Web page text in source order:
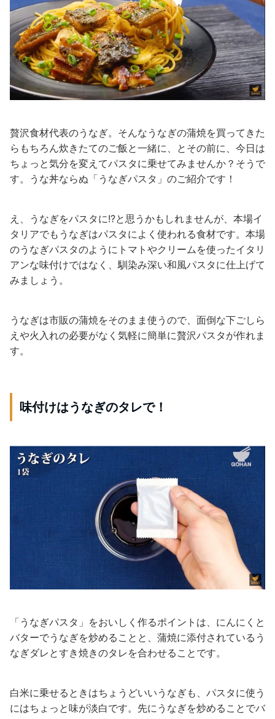
贅沢食材代表のうなぎ。そんなうなぎの蒲焼を買ってきた
らもちろん炊きたてのご飯と一緒に、とその前に、今日は
ちょっと気分を変えてパスタに乗せてみませんか？そうで
す。うな丼ならぬ「うなぎパスタ」のご紹介です！
え、うなぎをパスタに!?と思うかもしれませんが、本場イ
タリアでもうなぎはパスタによく使われる食材です。本場
のうなぎパスタのようにトマトやクリームを使ったイタリ
アンな味付けではなく、馴染み深い和風パスタに仕上げて
みましょう。
うなぎは市販の蒲焼をそのまま使うので、面倒な下ごしら
えや火入れの必要がなく気軽に簡単に贅沢パスタが作れま
す。
味付けはうなぎのタレで！
「うなぎパスタ」をおいしく作るポイントは、にんにくと
バターでうなぎを炒めることと、蒲焼に添付されているう
なぎダレとすき焼きのタレを合わせることです。
白米に乗せるときはちょうどいいうなぎも、パスタに使う
にはちょっと味が淡白です。先にうなぎを炒めることでバ